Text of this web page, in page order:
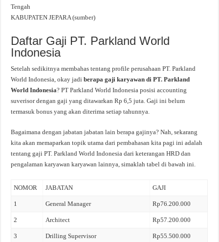
Tengah
KABUPATEN JEPARA (sumber)
Daftar Gaji PT. Parkland World
Indonesia
Setelah sedikitnya membahas tentang profile perusahaan PT. Parkland
World Indonesia, okay jadiberapa gaji karyawan di PT. Parkland
World Indonesia? PT Parkland World Indonesia posisi accounting
suverisor dengan gaji yang ditawarkan Rp 6,5 juta. Gaji ini belum
termasuk bonus yang akan diterima setiap tahunnya.
Bagaimana dengan jabatan jabatan lain berapa gajinya? Nah, sekarang
kita akan memaparkan topik utama dari pembahasan kita pagi ini adalah
tentang gaji PT. Parkland World Indonesia dari keterangan HRD dan
pengalaman karyawan karyawan lainnya, simaklah tabel di bawah ini.
NOMOR JABATAN GAJI
1 General Manager Rp76.200.000
2 Architect Rp57.200.000
3 Drilling Supervisor Rp55.500.000